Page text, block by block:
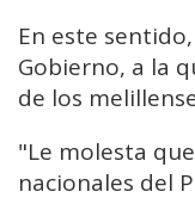
En este
Gobierno, a la
de los
"Le molesta que
nacionales del